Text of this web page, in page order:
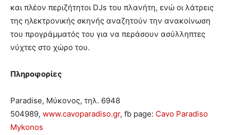
και πλέον περιζήτητοι DJs του πλανήτη, ενώ οι λάτρεις
της ηλεκτρονικής σκηνής αναζητούν την ανακοίνωση
του προγράμματός του για να περάσουν ασύλληπτες
νύχτες στο χώρο του.
Πληροφορίες
Paradise, Μύκονος, τηλ. 6948
504989, www.cavoparadiso.gr, fb page: Cavo Paradiso
Mykonos